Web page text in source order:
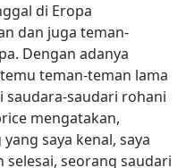
di Eropa
dan juga teman-
Dengan adanya
teman-teman lama
saudara-saudari rohani
mengatakan,
saya kenal, saya
selesai, seorang saudari